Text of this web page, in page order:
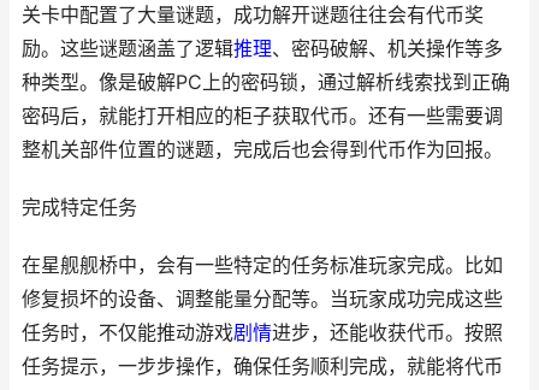
关卡中配置了大量谜题，成功解开谜题往往会有代币奖
励。这些谜题涵盖了逻辑推理、密码破解、机关操作等多
种类型。像是破解PC上的密码锁，通过解析线索找到正确
密码后，就能打开相应的柜子获取代币。还有一些需要调
整机关部件位置的谜题，完成后也会得到代币作为回报。
完成特定任务
在星舰舰桥中，会有一些特定的任务标准玩家完成。比如
修复损坏的设备、调整能量分配等。当玩家成功完成这些
任务时，不仅能推动游戏剧情进步，还能收获代币。按照
任务提示，一步步操作，确保任务顺利完成，就能将代币